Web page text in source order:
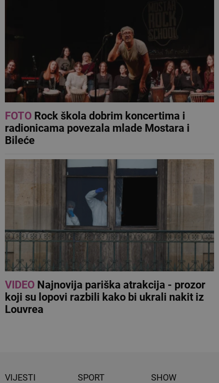
FOTORock škola dobrim koncertima i
radionicama povezala mlade Mostara i
Bileće
VIDEONajnovija pariška atrakcija - prozor
koji su lopovi razbili kako bi ukrali nakit iz
Louvrea
VIJESTI SPORT SHOW